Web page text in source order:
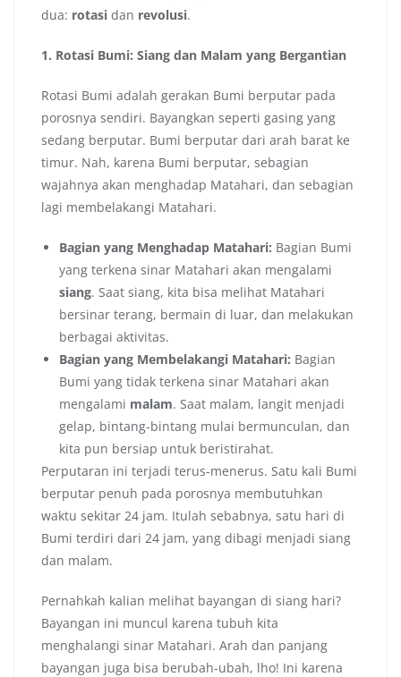
dua: rotasi dan revolusi.
1. Rotasi Bumi: Siang dan Malam yang Bergantian
Rotasi Bumi adalah gerakan Bumi berputar pada
porosnya sendiri. Bayangkan seperti gasing yang
sedang berputar. Bumi berputar dari arah barat ke
timur. Nah, karena Bumi berputar, sebagian
wajahnya akan menghadap Matahari, dan sebagian
lagi membelakangi Matahari.
Bagian yang Menghadap Matahari: Bagian Bumi
yang terkena sinar Matahari akan mengalami
siang. Saat siang, kita bisa melihat Matahari
bersinar terang, bermain di luar, dan melakukan
berbagai aktivitas.
Bagian yang Membelakangi Matahari: Bagian
Bumi yang tidak terkena sinar Matahari akan
mengalami malam. Saat malam, langit menjadi
gelap, bintang-bintang mulai bermunculan, dan
kita pun bersiap untuk beristirahat.
Perputaran ini terjadi terus-menerus. Satu kali Bumi
berputar penuh pada porosnya membutuhkan
waktu sekitar 24 jam. Itulah sebabnya, satu hari di
Bumi terdiri dari 24 jam, yang dibagi menjadi siang
dan malam.
Pernahkah kalian melihat bayangan di siang hari?
Bayangan ini muncul karena tubuh kita
menghalangi sinar Matahari. Arah dan panjang
bayangan juga bisa berubah-ubah, lho! Ini karena